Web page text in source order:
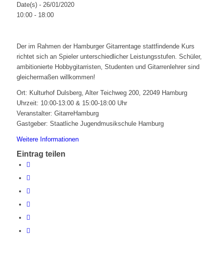
Date(s) - 26/01/2020
10:00 - 18:00
Der im Rahmen der Hamburger Gitarrentage stattfindende Kurs
richtet sich an Spieler unterschiedlicher Leistungsstufen. Schüler,
ambitionierte Hobbygitarristen, Studenten und Gitarrenlehrer sind
gleichermaßen willkommen!
Ort: Kulturhof Dulsberg, Alter Teichweg 200, 22049 Hamburg
Uhrzeit: 10:00-13:00 & 15:00-18:00 Uhr
Veranstalter: GitarreHamburg
Gastgeber: Staatliche Jugendmusikschule Hamburg
Weitere Informationen
Eintrag teilen